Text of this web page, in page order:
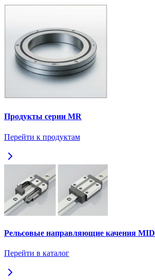
Продукты серии MR
Перейти к продуктам
Рельсовые направляющие качения MID
Перейти в каталог